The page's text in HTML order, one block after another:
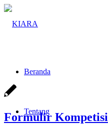
Beranda
Tentang
Formulir Kompetisi